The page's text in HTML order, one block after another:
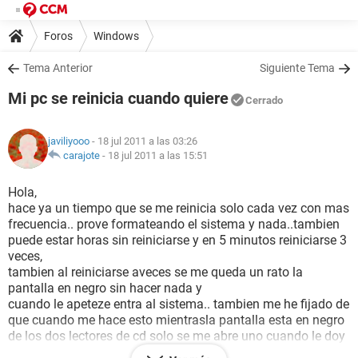
Foros Windows
Tema Anterior Siguiente Tema
Mi pc se reinicia cuando quiere Cerrado
javiliyooo - 18 jul 2011 a las 03:26
carajote - 18 jul 2011 a las 15:51
Hola,
hace ya un tiempo que se me reinicia solo cada vez con mas
frecuencia.. prove formateando el sistema y nada..tambien
puede estar horas sin reiniciarse y en 5 minutos reiniciarse 3
veces,
tambien al reiniciarse aveces se me queda un rato la
pantalla en negro sin hacer nada y
cuando le apeteze entra al sistema.. tambien me he fijado de
que cuando me hace esto mientrasla pantalla esta en negro
de los dos lectores de cd solo se me abre uno cuando le doy
al boton y cuando entra en windows me funcionan los dos..